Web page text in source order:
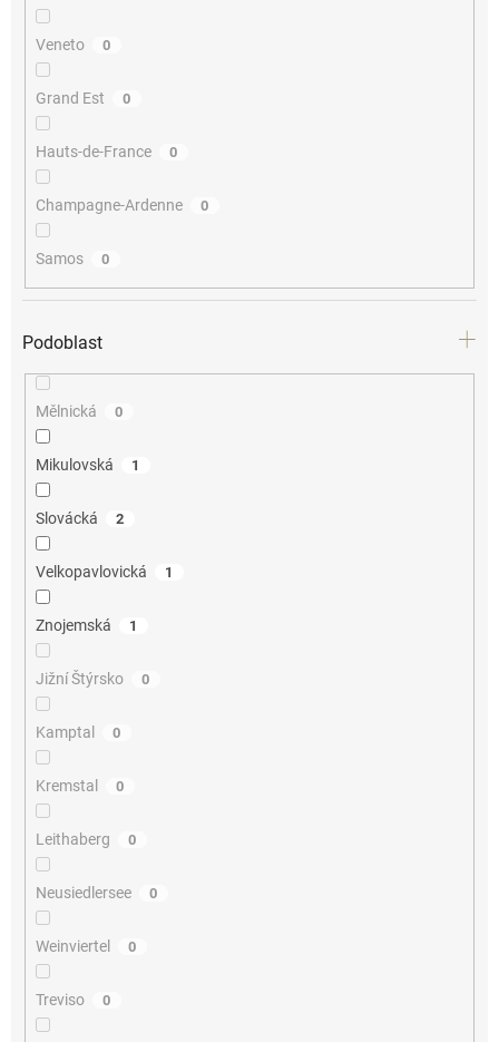
Veneto 0
Grand Est 0
Hauts-de-France 0
Champagne-Ardenne 0
Samos 0
Podoblast
Mělnická 0
Mikulovská 1
Slovácká 2
Velkopavlovická 1
Znojemská 1
Jižní Štýrsko 0
Kamptal 0
Kremstal 0
Leithaberg 0
Neusiedlersee 0
Weinviertel 0
Treviso 0